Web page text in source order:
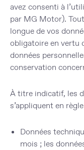
avez consenti à
par MG Motor).
longue de vos
obligatoire en vertu
données
conservation
À titre indicatif, les
s’appliquent en
Données
mois ; les